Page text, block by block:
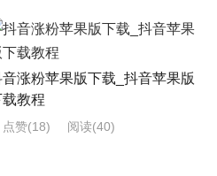
音涨粉苹果版下载_抖音苹果版
载教程
点赞(18) 阅读(40)